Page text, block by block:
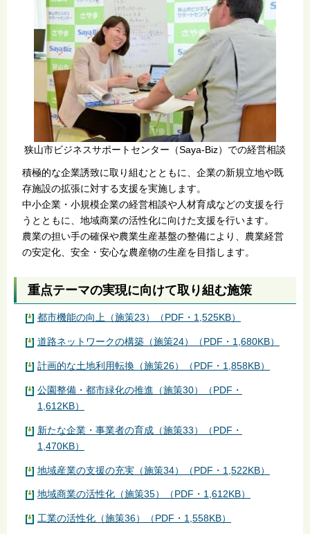
狭山市ビジネスサポートセンター（Saya-Biz）での経営相談
積極的な企業誘致に取り組むとともに、企業の新規立地や既
存施設の拡張に対する支援を実施します。
中小企業・小規模企業の経営相談や人材育成などの支援を行
うとともに、地域商業の活性化に向けた支援を行います。
農業の担い手の確保や農業生産基盤の整備により、農業経営
の安定化、安全・安心な農産物の生産を目指します。
重点テーマの実現に向けて取り組む施策
都市機能の向上（施策23）（PDF・1,525KB）
道路ネットワークの構築（施策24）（PDF・1,680KB）
計画的な土地利用転換（施策26）（PDF・1,858KB）
公園整備・都市緑化の推進（施策30）（PDF・
1,612KB）
新たな企業・事業者の育成（施策33）（PDF・
1,470KB）
地域産業の支援の充実（施策34）（PDF・1,522KB）
地域商業の活性化（施策35）（PDF・1,612KB）
工業の活性化（施策36）（PDF・1,558KB）